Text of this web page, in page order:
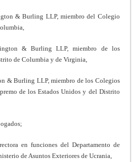
& Burling LLP, miembro del Colegio
& Burling LLP, miembro de los
de Columbia y de Virginia,
& Burling LLP, miembro de los Colegios
de los Estados Unidos y del Distrito
en funciones del Departamento de
de Asuntos Exteriores de Ucrania,